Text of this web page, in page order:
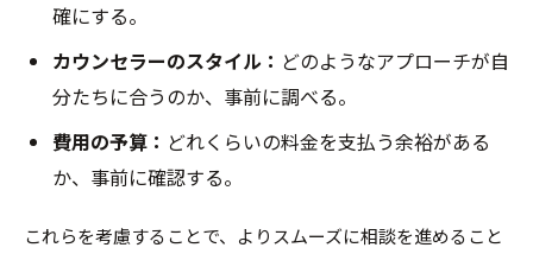
確にする。
カウンセラーのスタイル： どのようなアプローチが自
分たちに合うのか、事前に調べる。
費用の予算： どれくらいの料金を支払う余裕がある
か、事前に確認する。
これらを考慮することで、よりスムーズに相談を進めること